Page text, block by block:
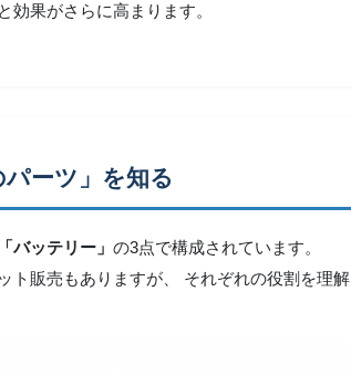
効果がさらに高まります。
ーツ」を知る
バッテリー」 の3点で構成されています。
ト販売もありますが、 それぞれの役割を理